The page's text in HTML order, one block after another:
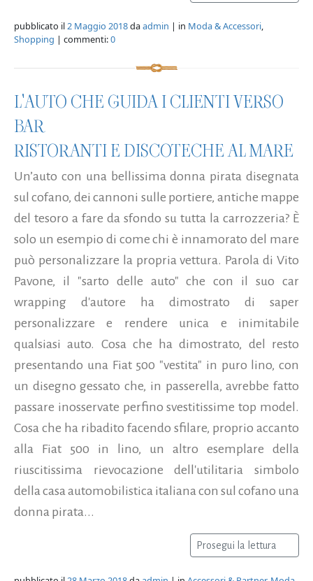
pubblicato il2 Maggio 2018daadmin | in Moda & Accessori,
Shopping | commenti:0
L'AUTO CHE GUIDA I CLIENTI VERSO
BAR
RISTORANTI E DISCOTECHE AL MARE
Un’auto con una bellissima donna pirata disegnata
sul cofano, dei cannoni sulle portiere, antiche mappe
del tesoro a fare da sfondo su tutta la carrozzeria? È
solo un esempio di come chi è innamorato del mare
può personalizzare la propria vettura. Parola di Vito
Pavone, il "sarto delle auto" che con il suo car
wrapping d'autore ha dimostrato di saper
personalizzare e rendere unica e inimitabile
qualsiasi auto. Cosa che ha dimostrato, del resto
presentando una Fiat 500 "vestita" in puro lino, con
un disegno gessato che, in passerella, avrebbe fatto
passare inosservate perfino svestitissime top model.
Cosa che ha ribadito facendo sfilare, proprio accanto
alla Fiat 500 in lino, un altro esemplare della
riuscitissima rievocazione dell'utilitaria simbolo
della casa automobilistica italiana con sul cofano una
donna pirata...
Prosegui la lettura